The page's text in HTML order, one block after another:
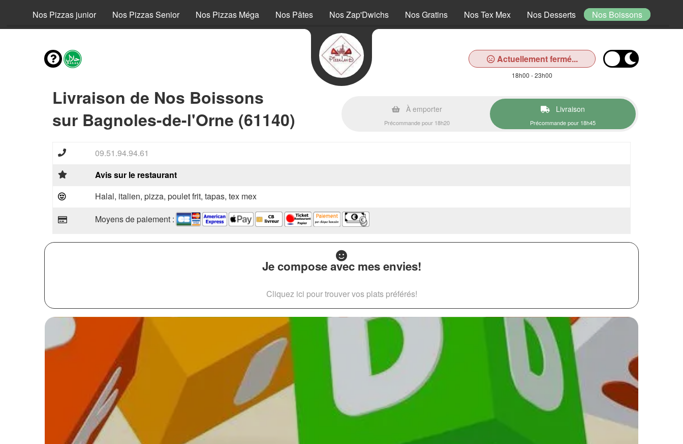
Nos Pizzas junior Nos Pizzas Senior Nos Pizzas Méga Nos Pâtes Nos Zap'Dwichs Nos Gratins Nos Tex Mex Nos Desserts Nos Boissons
Actuellement fermé...
18h00 - 23h00
Livraison de Nos Boissons
sur Bagnoles-de-l'Orne (61140)
À emporter
Précommande pour 18h20
Livraison
Précommande pour 18h45
09.51.94.94.61
Avis sur le restaurant
Halal, italien, pizza, poulet frit, tapas, tex mex
Moyens de paiement :
Je compose avec mes envies!
Cliquez ici pour trouver vos plats préférés!